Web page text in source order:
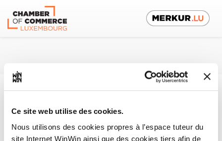
Ce site web utilise des cookies.
Nous utilisons des cookies propres à l’espace tuteur du
site Internet WinWin ainsi que des cookies tiers afin de